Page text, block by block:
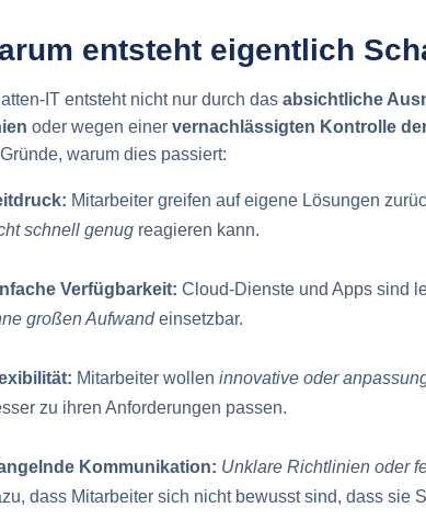
entsteht eigentlich
IT entsteht nicht nur durch das absichtliche
oder wegen einer vernachlässigten Kontrolle
warum dies passiert:
Mitarbeiter greifen auf eigene Lösungen
schnell genug reagieren kann.
Verfügbarkeit: Cloud-Dienste und Apps sind
großen Aufwandeinsetzbar.
Mitarbeiter wollen innovative oder
zu ihren Anforderungen passen.
Kommunikation: Unklare Richtlinien oder
dass Mitarbeiter sich nicht bewusst sind, dass sie